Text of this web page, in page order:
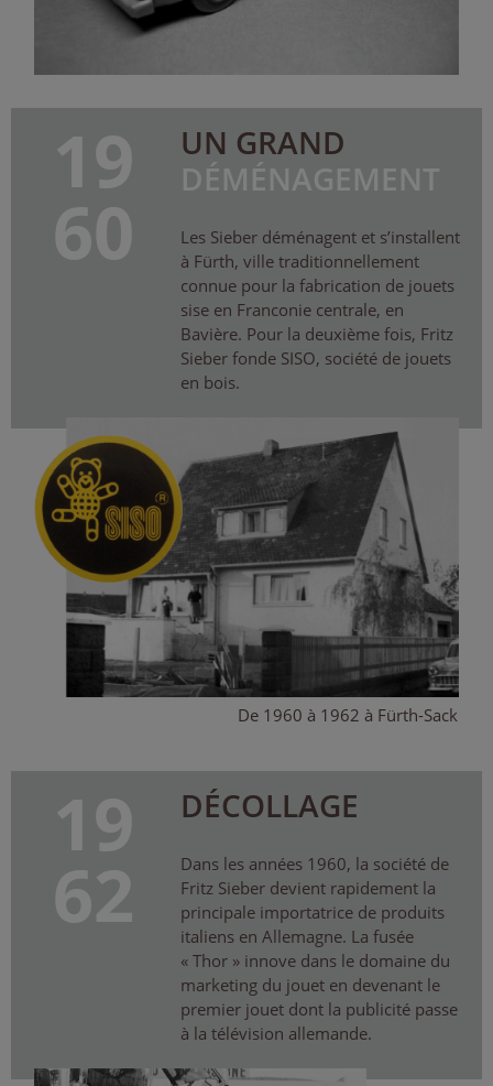
19
60
UN GRAND
DÉMÉNAGEMENT
Les Sieber déménagent et s’installent
à Fürth, ville traditionnellement
connue pour la fabrication de jouets
sise en Franconie centrale, en
Bavière. Pour la deuxième fois, Fritz
Sieber fonde SISO, société de jouets
en bois.
De 1960 à 1962 à Fürth-Sack
19
62
DÉCOLLAGE
Dans les années 1960, la société de
Fritz Sieber devient rapidement la
principale importatrice de produits
italiens en Allemagne. La fusée
« Thor » innove dans le domaine du
marketing du jouet en devenant le
premier jouet dont la publicité passe
à la télévision allemande.